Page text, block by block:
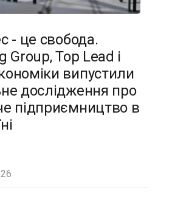
- це свобода.
Group, Top Lead і
випустили
дослідження про
підприємництво в